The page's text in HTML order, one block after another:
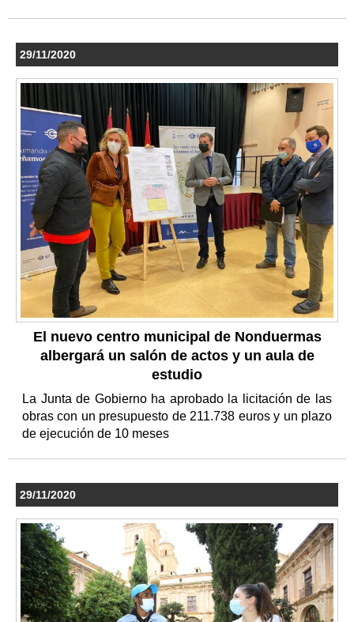
29/11/2020
El nuevo centro municipal de Nonduermas
albergará un salón de actos y un aula de
estudio
La Junta de Gobierno ha aprobado la licitación de las
obras con un presupuesto de 211.738 euros y un plazo
de ejecución de 10 meses
29/11/2020